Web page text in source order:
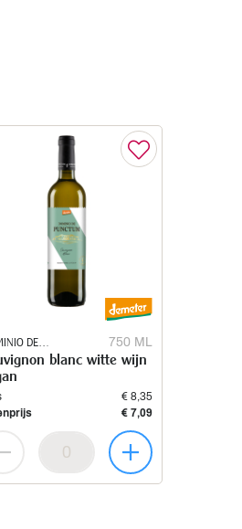
DE
750 ML
blanc witte wijn
€ 8,35
€ 7,09